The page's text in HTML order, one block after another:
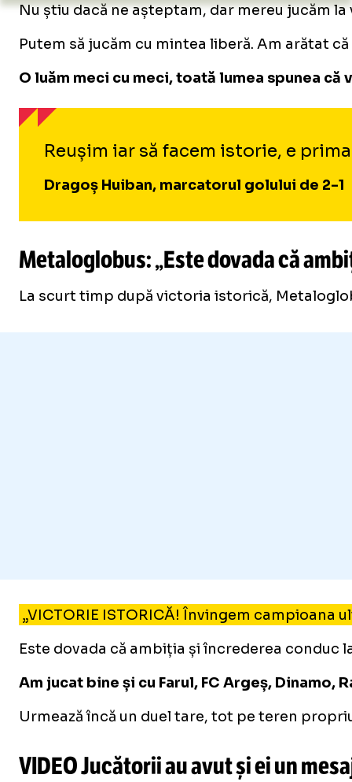
Nu știu dacă ne așteptam, dar mereu jucăm
Putem să jucăm cu mintea liberă. Am arătat
O luăm meci cu meci, toată lumea spunea
Reușim iar să facem istorie, e
Dragoș Huiban, marcatorul golului de 2-1
Metaloglobus: „Este dovada că
La scurt timp după victoria istorică,
„VICTORIE ISTORICĂ! Învingem
Este dovada că ambiția și încrederea conduc
Am jucat bine și cu Farul, FC Argeș,
Urmează încă un duel tare, tot pe teren
VIDEO Jucătorii au avut și ei un